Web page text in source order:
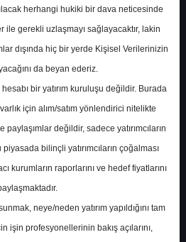
herhangi hukiki bir dava neticesinde
ile gerekli uzlaşmayı sağlayacaktır, lakin
dışında hiç bir yerde Kişisel Verilerinizin
da beyan ederiz.
bir yatırım kuruluşu değildir. Burada
için alım/satım yönlendirici nitelikte
değildir, sadece yatırımcıların
bilinçli yatırımcıların çoğalması
kurumların raporlarını ve hedef fiyatlarını
neye/neden yatırım yapıldığını tam
işin profesyonellerinin bakış açılarını,